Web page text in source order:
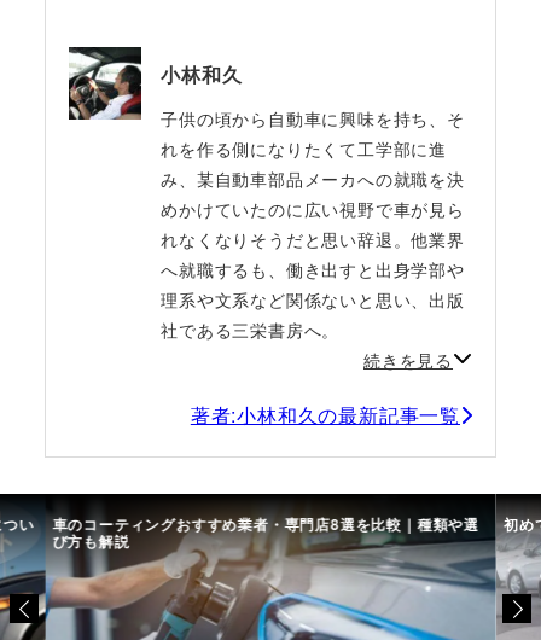
小林和久
子供の頃から自動車に興味を持ち、そ
れを作る側になりたくて工学部に進
み、某自動車部品メーカへの就職を決
めかけていたのに広い視野で車が見ら
れなくなりそうだと思い辞退。他業界
へ就職するも、働き出すと出身学部や
理系や文系など関係ないと思い、出版
社である三栄書房へ。
続きを見る
著者:小林和久の最新記事一覧
い 車のコーティングおすすめ業者・専門店8選を比較｜種類や選
び方も解説
初め